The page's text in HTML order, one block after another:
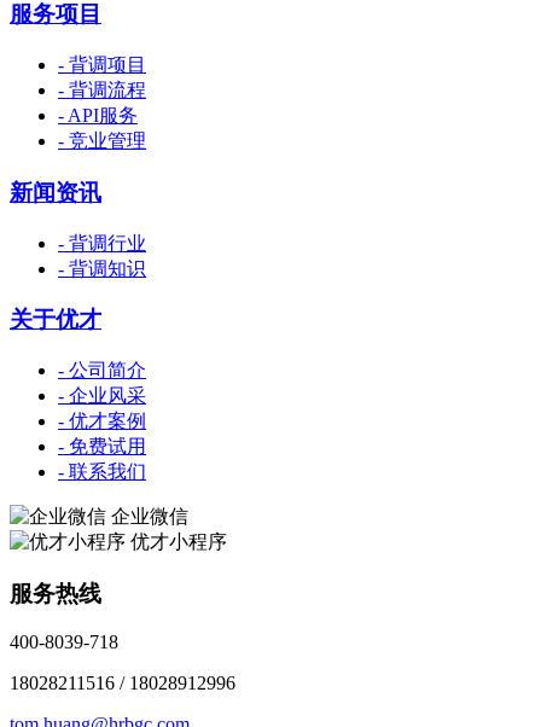
服务项目
- 背调项目
- 背调流程
- API服务
- 竞业管理
新闻资讯
- 背调行业
- 背调知识
关于优才
- 公司简介
- 企业风采
- 优才案例
- 免费试用
- 联系我们
企业微信
优才小程序
服务热线
400-8039-718
18028211516 / 18028912996